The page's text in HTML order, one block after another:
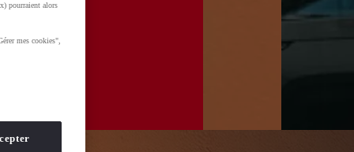
pourraient alors
mes cookies",